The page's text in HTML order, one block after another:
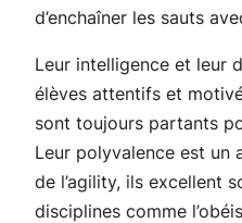
d’enchaîner les sauts
Leur intelligence et leur
élèves attentifs et
sont toujours partants
Leur polyvalence est un
de l’agility, ils excellent
disciplines comme